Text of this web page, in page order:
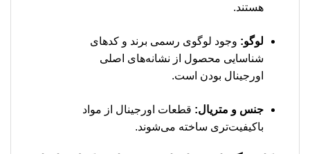
هستند.
لوگو: وجود لوگوی رسمی برند و کد‌های
شناسایی محصول از نشانه‌های اصلی
اورجینال بودن است.
جنس و متریال: قطعات اورجینال از مواد
باکیفیت‌تری ساخته می‌شوند.